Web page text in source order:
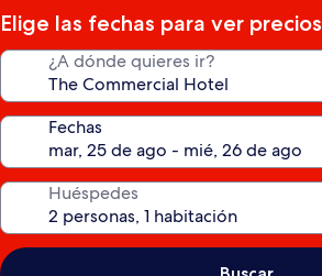
estrellas
Elige las fechas para ver precios
¿A dónde quieres ir?
Fechas
Huéspedes